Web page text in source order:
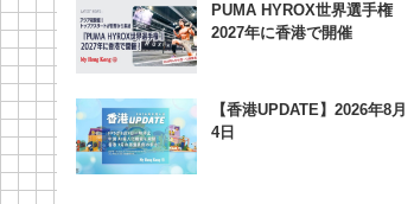
PUMA HYROX世界選手権
2027年に香港で開催
【香港UPDATE】2026年8月
4日